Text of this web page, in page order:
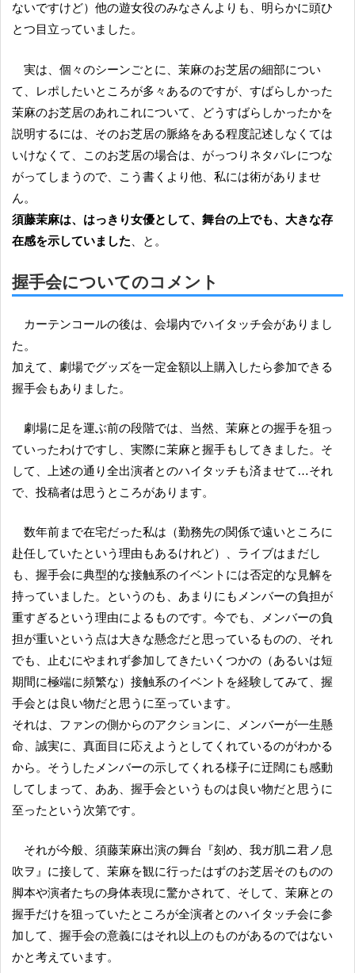
ないですけど）他の遊女役のみなさんよりも、明らかに頭ひ
とつ目立っていました。
実は、個々のシーンごとに、茉麻のお芝居の細部につい
て、レポしたいところが多々あるのですが、すばらしかった
茉麻のお芝居のあれこれについて、どうすばらしかったかを
説明するには、そのお芝居の脈絡をある程度記述しなくては
いけなくて、このお芝居の場合は、がっつりネタバレにつな
がってしまうので、こう書くより他、私には術がありませ
ん。
須藤茉麻は、はっきり女優として、舞台の上でも、大きな存
在感を示していました 、と。
握手会についてのコメント
カーテンコールの後は、会場内でハイタッチ会がありまし
た。
加えて、劇場でグッズを一定金額以上購入したら参加できる
握手会もありました。
劇場に足を運ぶ前の段階では、当然、茉麻との握手を狙っ
ていったわけですし、実際に茉麻と握手もしてきました。そ
して、上述の通り全出演者とのハイタッチも済ませて…それ
で、投稿者は思うところがあります。
数年前まで在宅だった私は（勤務先の関係で遠いところに
赴任していたという理由もあるけれど）、ライブはまだし
も、握手会に典型的な接触系のイベントには否定的な見解を
持っていました。というのも、あまりにもメンバーの負担が
重すぎるという理由によるものです。今でも、メンバーの負
担が重いという点は大きな懸念だと思っているものの、それ
でも、止むにやまれず参加してきたいくつかの（あるいは短
期間に極端に頻繁な）接触系のイベントを経験してみて、握
手会とは良い物だと思うに至っています。
それは、ファンの側からのアクションに、メンバーが一生懸
命、誠実に、真面目に応えようとしてくれているのがわかる
から。そうしたメンバーの示してくれる様子に迂闊にも感動
してしまって、ああ、握手会というものは良い物だと思うに
至ったという次第です。
それが今般、須藤茉麻出演の舞台『刻め、我ガ肌ニ君ノ息
吹ヲ』に接して、茉麻を観に行ったはずのお芝居そのものの
脚本や演者たちの身体表現に驚かされて、そして、茉麻との
握手だけを狙っていたところが全演者とのハイタッチ会に参
加して、握手会の意義にはそれ以上のものがあるのではない
かと考えています。